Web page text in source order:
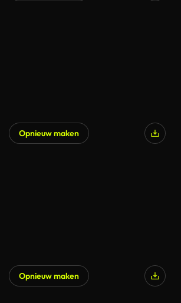
Opnieuw maken
Opnieuw maken